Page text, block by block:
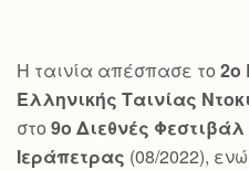
Η ταινία απέσπασε το 2ο
Ελληνικής Ταινίας
στο 9ο Διεθνές
Ιεράπετρας (08/2022),